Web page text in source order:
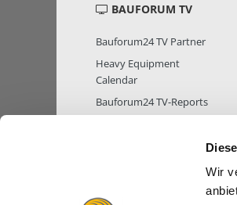
Wir
BAUFORUM TV
Bauforum24 TV Partner
Heavy Equipment
Calendar
Bauforum24 TV-Reports
MITGLIEDER